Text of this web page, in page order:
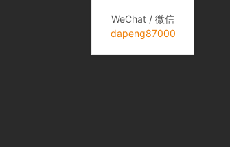
WeChat / 微信
dapeng87000